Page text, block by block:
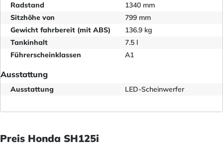
Radstand
1340 mm
Sitzhöhe von
799 mm
Gewicht fahrbereit (mit ABS)
136.9 kg
Tankinhalt
7.5 l
Führerscheinklassen
A1
Ausstattung
Ausstattung LED-Scheinwerfer
Preis Honda SH125i